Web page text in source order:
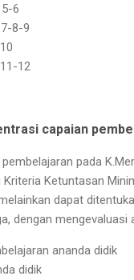
6
8-9
12
capaian
pada
Ketuntasan
dapat
dengan mengevaluasi
ananda didik
didik